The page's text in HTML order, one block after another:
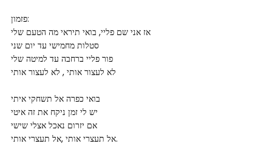
פזמון:
אז אני שם פליי, בואי תיראי מה הטעם שלי
סטלות מחמישי עד יום שני
פור פליי ברחבה עד למיטה שלי
לא לעצור אותי , לא לעצור אותי
בואי כפרה אל תשחקי איתי
יש לי זמן ניקח את זה איטי
אם יזרום נאכל אצלי שישי
אל תעצרי אותי ,אל תעצרי אותי.